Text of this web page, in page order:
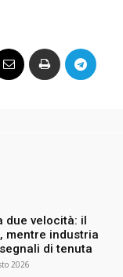
due velocità: il
mentre industria
di tenuta
2026